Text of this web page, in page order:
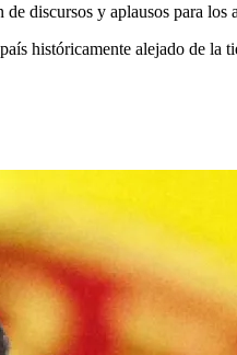
discursos y aplausos para
históricamente alejado de